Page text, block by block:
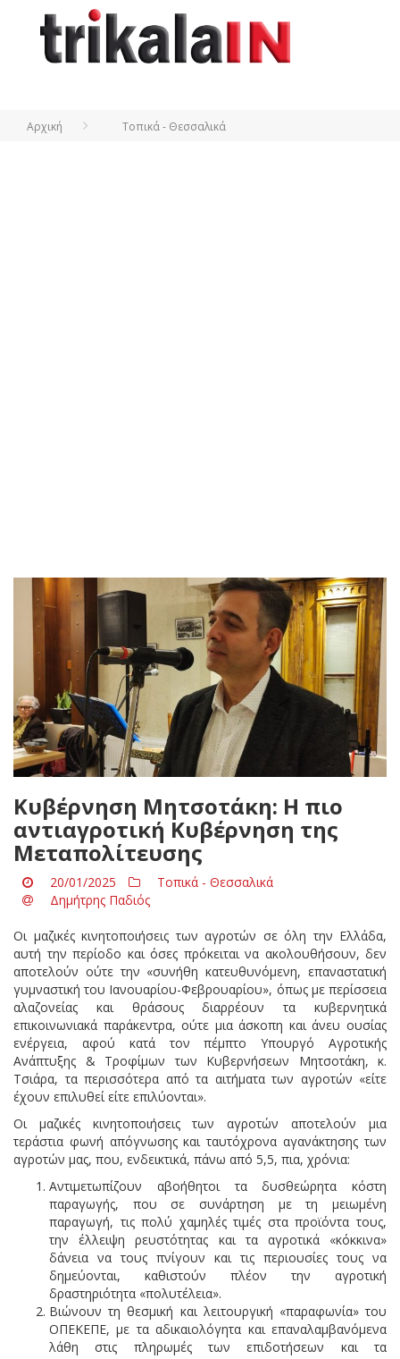
Αρχική Τοπικά - Θεσσαλικά
Κυβέρνηση Μητσοτάκη: Η πιο
αντιαγροτική Κυβέρνηση της
Μεταπολίτευσης
20/01/2025
Τοπικά - Θεσσαλικά
Δημήτρης Παδιός
Οι μαζικές κινητοποιήσεις των αγροτών σε όλη την Ελλάδα,
αυτή την περίοδο και όσες πρόκειται να ακολουθήσουν, δεν
αποτελούν ούτε την «συνήθη κατευθυνόμενη, επαναστατική
γυμναστική του Ιανουαρίου-Φεβρουαρίου», όπως με περίσσεια
αλαζονείας και θράσους διαρρέουν τα κυβερνητικά
επικοινωνιακά παράκεντρα, ούτε μια άσκοπη και άνευ ουσίας
ενέργεια, αφού κατά τον πέμπτο Υπουργό Αγροτικής
Ανάπτυξης & Τροφίμων των Κυβερνήσεων Μητσοτάκη, κ.
Τσιάρα, τα περισσότερα από τα αιτήματα των αγροτών «είτε
έχουν επιλυθεί είτε επιλύονται».
Οι μαζικές κινητοποιήσεις των αγροτών αποτελούν μια
τεράστια φωνή απόγνωσης και ταυτόχρονα αγανάκτησης των
αγροτών μας, που, ενδεικτικά, πάνω από 5,5, πια, χρόνια:
Αντιμετωπίζουν αβοήθητοι τα δυσθεώρητα κόστη
παραγωγής, που σε συνάρτηση με τη μειωμένη
παραγωγή, τις πολύ χαμηλές τιμές στα προϊόντα τους,
την έλλειψη ρευστότητας και τα αγροτικά «κόκκινα»
δάνεια να τους πνίγουν και τις περιουσίες τους να
δημεύονται, καθιστούν πλέον την αγροτική
δραστηριότητα «πολυτέλεια».
Βιώνουν τη θεσμική και λειτουργική «παραφωνία» του
ΟΠΕΚΕΠΕ, με τα αδικαιολόγητα και επαναλαμβανόμενα
λάθη στις πληρωμές των επιδοτήσεων και τα